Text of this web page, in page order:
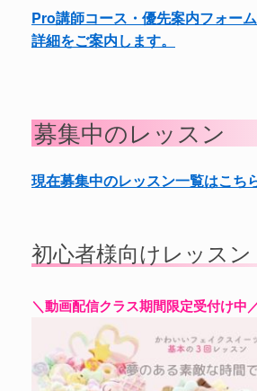
Pro講師コース・優先案内フォーム
詳細をご案内します。
募集中のレッスン
現在募集中のレッスン一覧はこち
初心者様向けレッスン
＼動画配信クラス期間限定受付け中